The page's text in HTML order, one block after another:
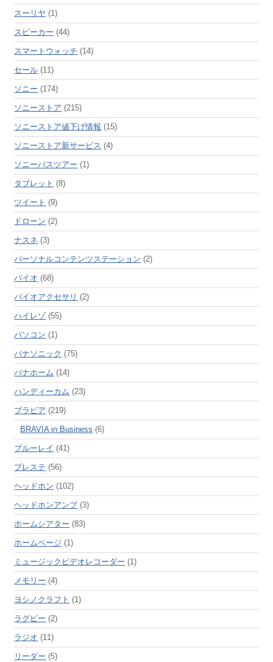
スーリヤ (1)
スピーカー (44)
スマートウォッチ (14)
セール (11)
ソニー (174)
ソニーストア (215)
ソニーストア値下げ情報 (15)
ソニーストア新サービス (4)
ソニーバスツアー (1)
タブレット (8)
ツイート (9)
ドローン (2)
ナスネ (3)
パーソナルコンテンツステーション (2)
バイオ (68)
バイオアクセサリ (2)
ハイレゾ(55)
パソコン (1)
パナソニック (75)
パナホーム (14)
ハンディーカム (23)
ブラビア (219)
BRAVIA in Business (6)
ブルーレイ (41)
プレステ (56)
ヘッドホン (102)
ヘッドホンアンプ(3)
ホームシアター (83)
ホームページ (1)
ミュージックビデオレコーダー (1)
メモリー (4)
ヨシノクラフト (1)
ラグビー (2)
ラジオ (11)
リーダー (5)